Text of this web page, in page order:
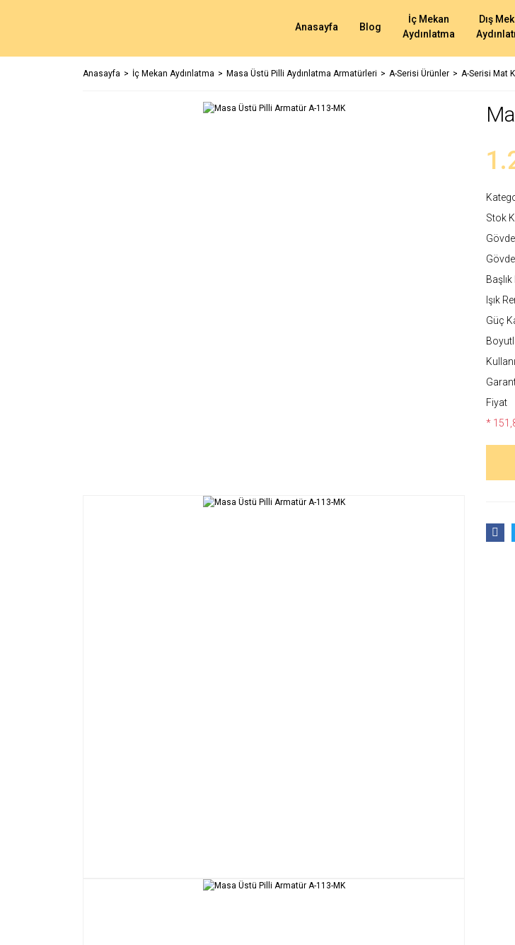
Anasayfa Blog
İç Mekan
Aydınlatma
Dış
Anasayfa İç Mekan Aydınlatma Masa Üstü Pilli Aydınlatma Armatürleri A-Serisi Ürünler A-Serisi Mat
Stok
Işık
Güç
Fiyat
*